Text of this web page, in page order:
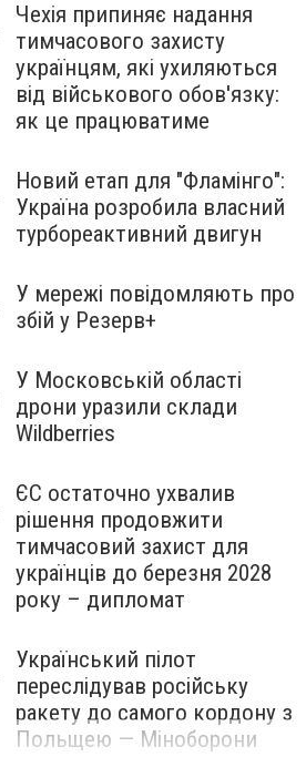
Чехія припиняє надання
тимчасового захисту
українцям, які ухиляються
від військового обов'язку:
як це працюватиме
Новий етап для "Фламінго":
Україна розробила власний
турбореактивний двигун
У мережі повідомляють про
збій у Резерв+
У Московській області
дрони уразили склади
Wildberries
ЄС остаточно ухвалив
рішення продовжити
тимчасовий захист для
українців до березня 2028
року – дипломат
Український пілот
переслідував російську
ракету до самого кордону з
Польщею — Міноборони